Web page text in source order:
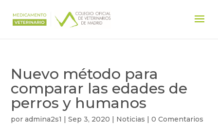
Nuevo método para
comparar las edades de
perros y humanos
poradmina2s1 |Sep 3, 2020 | Noticias |0 Comentarios